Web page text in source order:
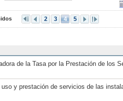
2 3 4 5
de la Tasa por la Prestación de los
y prestación de servicios de las